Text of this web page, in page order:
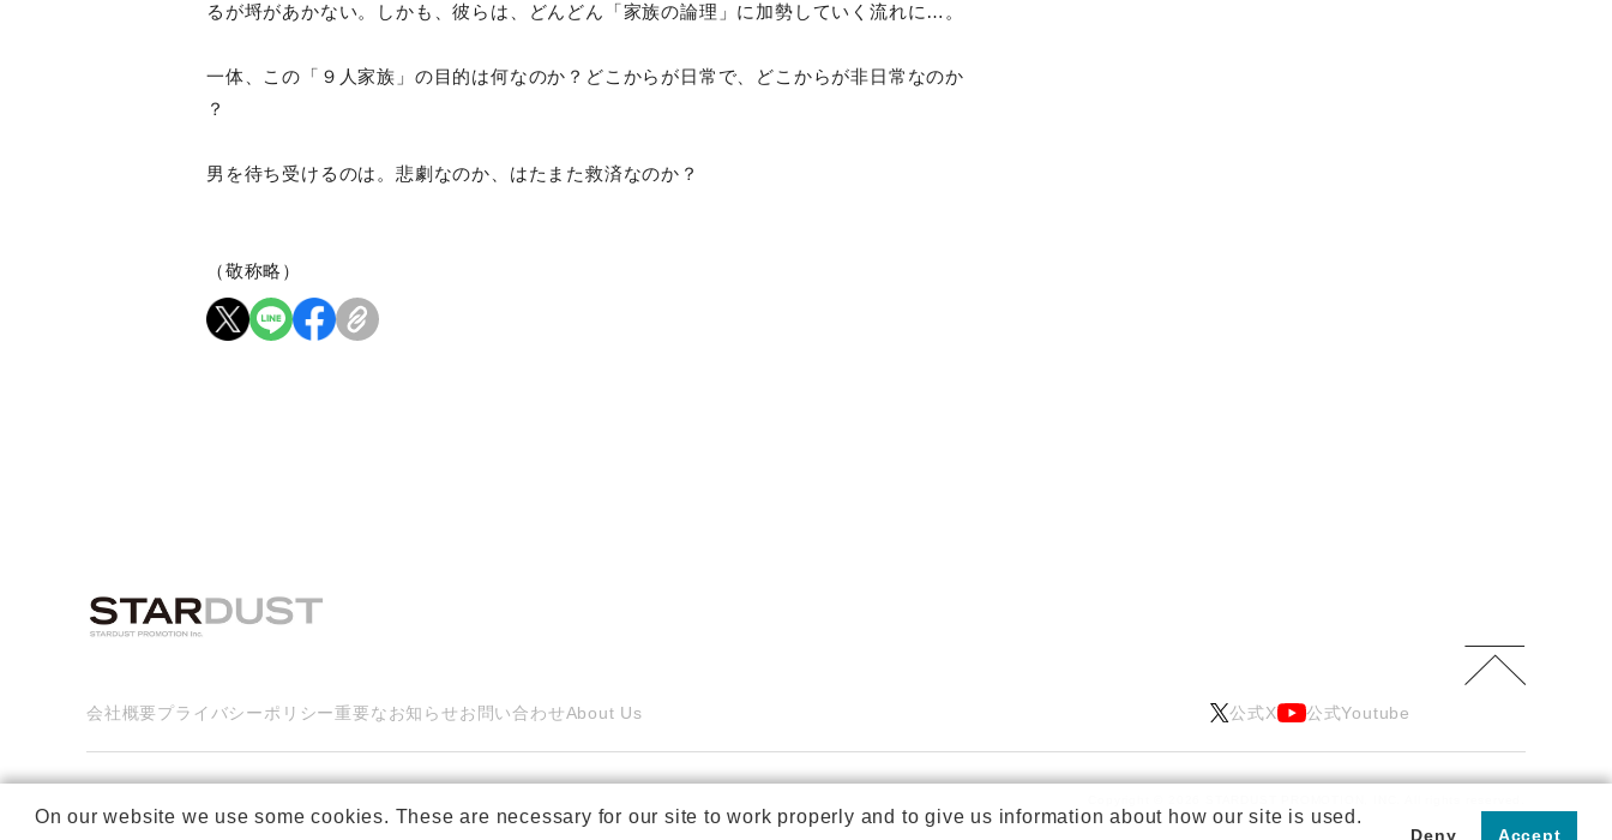
るが埒があかない。しかも、彼らは、どんどん「家族の論理」に加勢していく流れに…。
一体、この「９人家族」の目的は何なのか？どこからが日常で、どこからが非日常なのか
？
男を待ち受けるのは。悲劇なのか、はたまた救済なのか？
（敬称略）
会社概要プライバシーポリシー重要なお知らせ お問い合わせAbout Us 公式X 公式Youtube
On our website we use some cookies. These are necessary for our site to work properly and to give us information about how our site is used.
Deny Accept